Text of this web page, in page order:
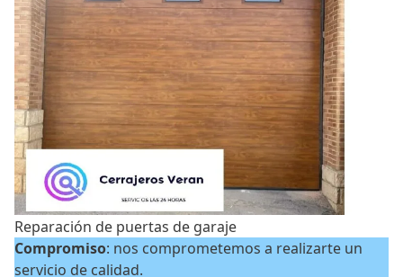
Reparación de puertas de garaje
Compromiso: nos comprometemos a realizarte un
servicio de calidad.